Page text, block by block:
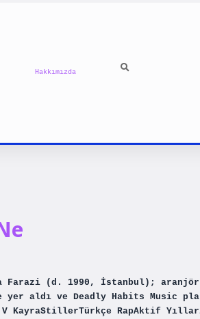
Hakkımızda
Farazi (d. 1990, İstanbul);
yer aldı ve Deadly Habits Music
KayraStillerTürkçe RapAktif